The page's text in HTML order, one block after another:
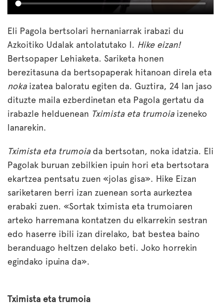
Eli Pagola bertsolari hernaniarrak irabazi du
Azkoitiko Udalak antolatutako I. Hike eizan!
Bertsopaper Lehiaketa. Sariketa honen
berezitasuna da bertsopaperak hitanoan direla eta
nokaizatea baloratu egiten da. Guztira, 24 lan jaso
dituzte maila ezberdinetan eta Pagola gertatu da
irabazle helduenean Tximista eta trumoiaizeneko
lanarekin.
Tximista eta trumoia da bertsotan, noka idatzia. Eli
Pagolak buruan zebilkien ipuin hori eta bertsotara
ekartzea pentsatu zuen «jolas gisa». Hike Eizan
sariketaren berri izan zuenean sorta aurkeztea
erabaki zuen. «Sortak tximista eta trumoiaren
arteko harremana kontatzen du elkarrekin sestran
edo haserre ibili izan direlako, bat bestea baino
beranduago heltzen delako beti. Joko horrekin
egindako ipuina da».
Tximista eta trumoia